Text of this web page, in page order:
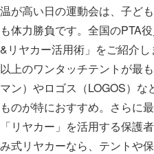
温が高い日の運動会は、子ど
も体力勝負です。全国のPTA
&リヤカー活用術」をご紹介
以上のワンタッチテントが最
マン）やロゴス（LOGOS）
ものが特におすすめ。さらに
「リヤカー」を活用する保護
み式リヤカーなら、テントや